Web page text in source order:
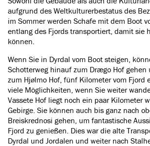
aufgrund des Weltkulturerbestatus des
im Sommer werden Schafe mit dem Boot
entlang des Fjords transportiert, damit sie
können.
Wenn Sie in Dyrdal vom Boot steigen,
Schotterweg hinauf zum Drægo Hof
zum Hjølmo Hof, fünf Kilometer vom Fjord
viele Möglichkeiten, wenn Sie weiter
Vassete Hof liegt noch ein paar Kilometer
Gebirge. Sie können auch bis ganz nach
Breiskrednosi gehen, um fantastische
Fjord zu genießen. Dies war die alte
Dyrdal und Jordalen und weiter nach